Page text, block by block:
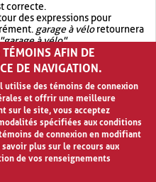
correcte.
des expressions pour
garage à véloretournera
"garage à vélo".
avec OR.garage OR vélo
quegarage à vélo
AFIN DE
DE NAVIGATION.
utilise des témoins de connexion
et offrir une meilleure
sur le site, vous acceptez
spécifiées aux conditions
de connexion en modifiant
plus sur le recours aux
de vos renseignements